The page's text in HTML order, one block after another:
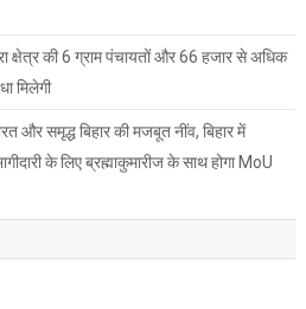
क्षेत्र की 6 ग्राम पंचायतों और 66 हजार से अधिक
मिलेगी
और समृद्ध बिहार की मजबूत नींव, बिहार में
के लिए ब्रह्माकुमारीज के साथ होगा MoU